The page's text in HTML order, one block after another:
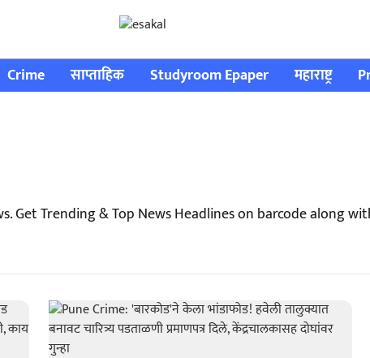
Crime साप्ताहिक Studyroom Epaper महाराष्ट्र
Get Trending & Top News Headlines on barcode along